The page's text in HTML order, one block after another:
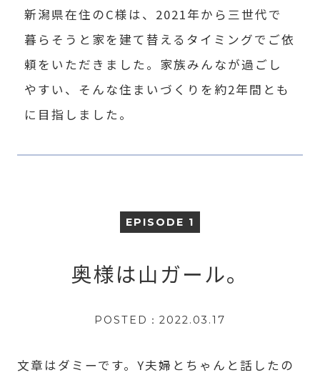
新潟県在住のC様は、2021年から三世代で
暮らそうと家を建て替えるタイミングでご依
頼をいただきました。家族みんなが過ごし
やすい、そんな住まいづくりを約2年間とも
に目指しました。
EPISODE 1
奥様は山ガール。
POSTED：2022.03.17
文章はダミーです。Y夫婦とちゃんと話したの